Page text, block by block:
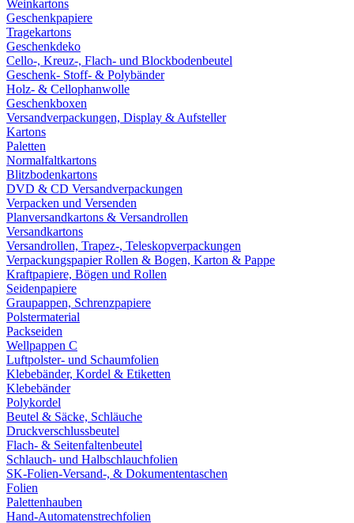
Weinkartons
Geschenkpapiere
Tragekartons
Geschenkdeko
Cello-, Kreuz-, Flach- und Blockbodenbeutel
Geschenk- Stoff- & Polybänder
Holz- & Cellophanwolle
Geschenkboxen
Versandverpackungen, Display & Aufsteller
Kartons
Paletten
Normalfaltkartons
Blitzbodenkartons
DVD & CD Versandverpackungen
Verpacken und Versenden
Planversandkartons & Versandrollen
Versandkartons
Versandrollen, Trapez-, Teleskopverpackungen
Verpackungspapier Rollen & Bogen, Karton & Pappe
Kraftpapiere, Bögen und Rollen
Seidenpapiere
Graupappen, Schrenzpapiere
Polstermaterial
Packseiden
Wellpappen C
Luftpolster- und Schaumfolien
Klebebänder, Kordel & Etiketten
Klebebänder
Polykordel
Beutel & Säcke, Schläuche
Druckverschlussbeutel
Flach- & Seitenfaltenbeutel
Schlauch- und Halbschlauchfolien
SK-Folien-Versand-, & Dokumententaschen
Folien
Palettenhauben
Hand-Automatenstrechfolien